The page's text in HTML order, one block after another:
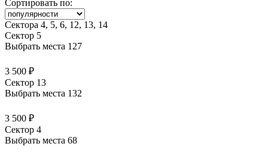
Сортировать по:
Сектора 4, 5, 6, 12, 13, 14
Сектор 5
Выбрать места 127
3 500 ₽
Сектор 13
Выбрать места 132
3 500 ₽
Сектор 4
Выбрать места 68